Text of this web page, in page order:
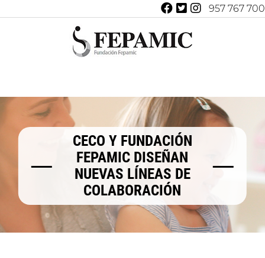
957 767 700
CECO Y FUNDACIÓN
FEPAMIC DISEÑAN
NUEVAS LÍNEAS DE
COLABORACIÓN